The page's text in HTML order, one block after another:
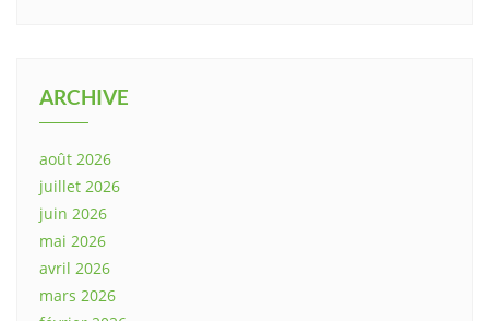
ARCHIVE
août 2026
juillet 2026
juin 2026
mai 2026
avril 2026
mars 2026